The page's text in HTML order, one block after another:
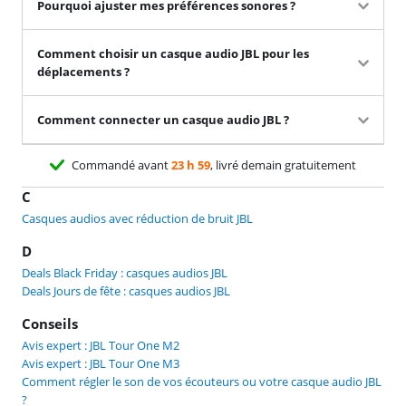
Pourquoi ajuster mes préférences sonores ?
Comment choisir un casque audio JBL pour les
déplacements ?
Comment connecter un casque audio JBL ?
Commandé avant23 h 59, livré demain gratuitement
C
Casques audios avec réduction de bruit JBL
D
Deals Black Friday : casques audios JBL
Deals Jours de fête : casques audios JBL
Conseils
Avis expert : JBL Tour One M2
Avis expert : JBL Tour One M3
Comment régler le son de vos écouteurs ou votre casque audio JBL
?